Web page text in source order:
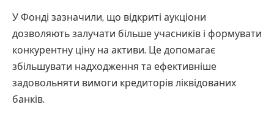
У Фонді зазначили, що відкриті аукціони
дозволяють залучати більше учасників і формувати
конкурентну ціну на активи. Це допомагає
збільшувати надходження та ефективніше
задовольняти вимоги кредиторів ліквідованих
банків.